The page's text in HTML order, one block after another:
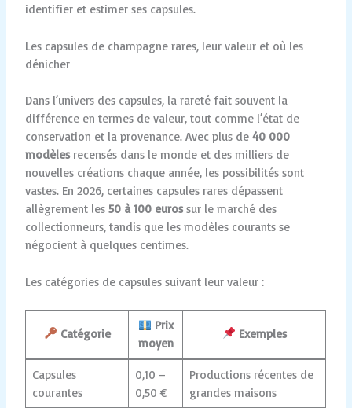
identifier et estimer ses capsules.
Les capsules de champagne rares, leur valeur et où les
dénicher
Dans l’univers des capsules, la rareté fait souvent la
différence en termes de valeur, tout comme l’état de
conservation et la provenance. Avec plus de40 000
modèlesrecensés dans le monde et des milliers de
nouvelles créations chaque année, les possibilités sont
vastes. En 2026, certaines capsules rares dépassent
allègrement les50 à 100 eurossur le marché des
collectionneurs, tandis que les modèles courants se
négocient à quelques centimes.
Les catégories de capsules suivant leur valeur :
Catégorie
Prix
moyen
Exemples
Capsules
courantes
0,10 –
0,50 €
Productions récentes de
grandes maisons